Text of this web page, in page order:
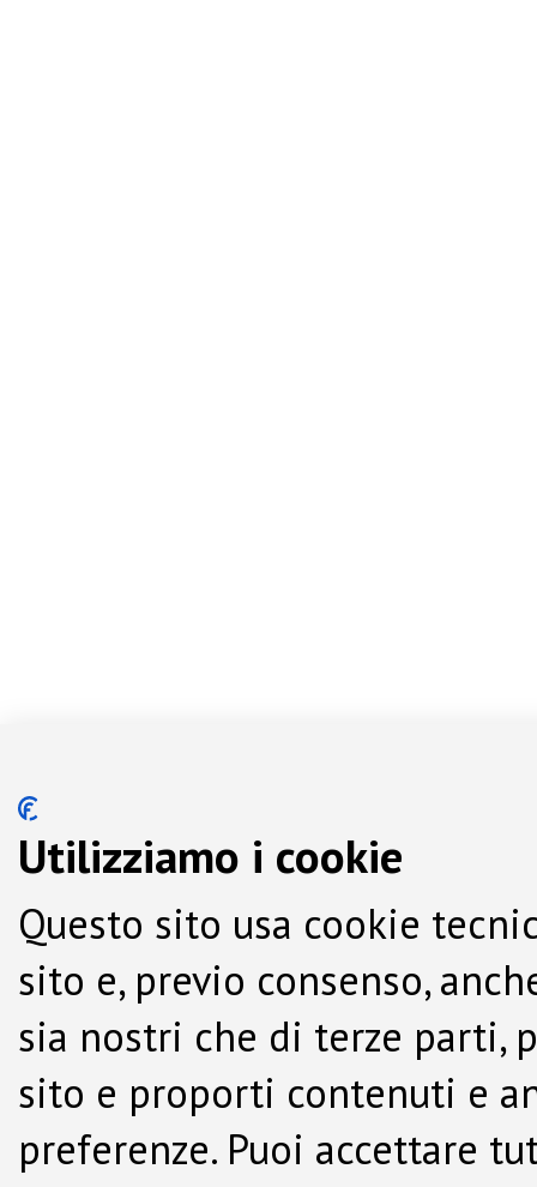
Utilizziamo i cookie
Questo sito usa cookie
sito e, previo consenso,
sia nostri che di terze parti,
sito e proporti contenuti e
preferenze. Puoi accettare